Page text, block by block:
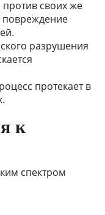
против своих же
повреждение
разрушения
протекает в
к
спектром